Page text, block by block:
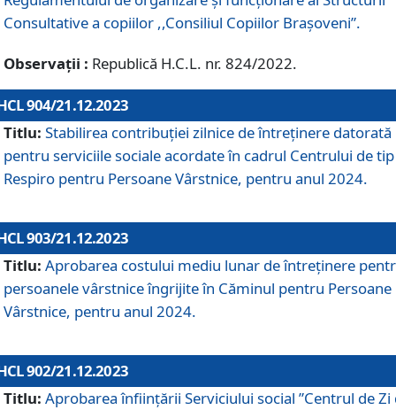
Consultative a copiilor ,,Consiliul Copiilor Braşoveni”.
Observații : Republică H.C.L. nr. 824/2022.
904/21.12.2023
Titlu: Stabilirea contribuţiei zilnice de întreținere datorată
pentru serviciile sociale acordate în cadrul Centrului de tip
Respiro pentru Persoane Vârstnice, pentru anul 2024.
903/21.12.2023
Titlu: Aprobarea costului mediu lunar de întreţinere
persoanele vârstnice îngrijite în Căminul pentru Persoane
Vârstnice, pentru anul 2024.
902/21.12.2023
Titlu: Aprobarea înființării Serviciului social ”Centrul de Zi